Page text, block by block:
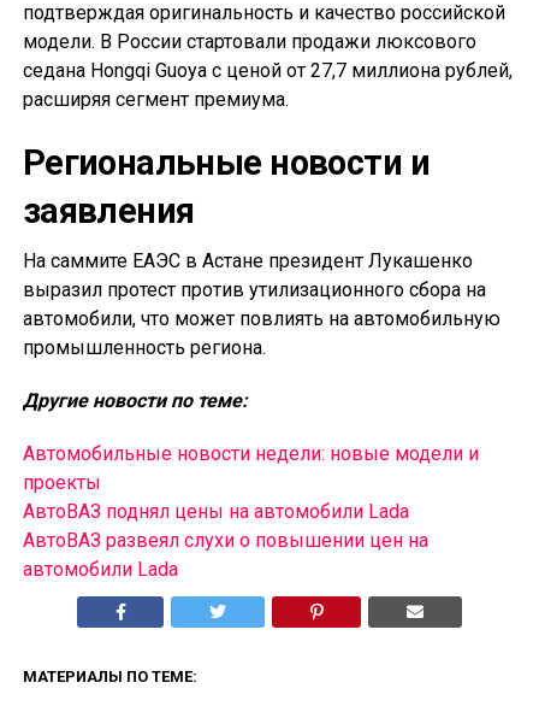
подтверждая оригинальность и качество российской
модели. В России стартовали продажи люксового
седана Hongqi Guoya с ценой от 27,7 миллиона рублей,
расширяя сегмент премиума.
Региональные новости и
заявления
На саммите ЕАЭС в Астане президент Лукашенко
выразил протест против утилизационного сбора на
автомобили, что может повлиять на автомобильную
промышленность региона.
Другие новости по теме:
Автомобильные новости недели: новые модели и
проекты
АвтоВАЗ поднял цены на автомобили Lada
АвтоВАЗ развеял слухи о повышении цен на
автомобили Lada
МАТЕРИАЛЫ ПО ТЕМЕ: